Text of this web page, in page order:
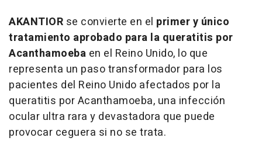
AKANTIOR se convierte en el primer y único
tratamiento aprobado para la queratitis por
Acanthamoeba en el Reino Unido, lo que
representa un paso transformador para los
pacientes del Reino Unido afectados por la
queratitis por Acanthamoeba, una infección
ocular ultra rara y devastadora que puede
provocar ceguera si no se trata.